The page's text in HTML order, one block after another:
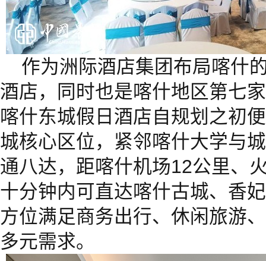
作为洲际酒店集团布局喀什
酒店，同时也是喀什地区第七
喀什东城假日酒店自规划之初
城核心区位，紧邻喀什大学与
通八达，距喀什机场12公里、
十分钟内可直达喀什古城、香
方位满足商务出行、休闲旅游
多元需求。